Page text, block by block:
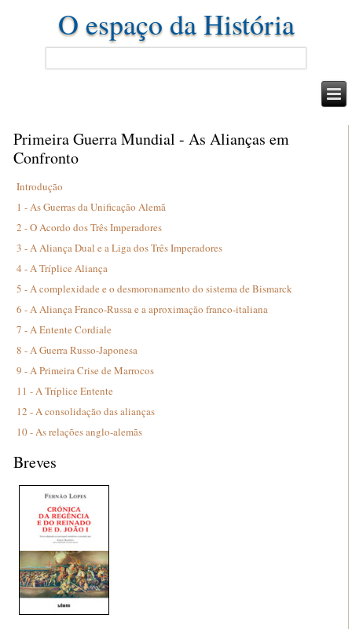
O espaço da História
Primeira Guerra Mundial - As Alianças em
Confronto
Introdução
1 - As Guerras da Unificação Alemã
2 - O Acordo dos Três Imperadores
3 - A Aliança Dual e a Liga dos Três Imperadores
4 - A Tríplice Aliança
5 - A complexidade e o desmoronamento do sistema de Bismarck
6 - A Aliança Franco-Russa e a aproximação franco-italiana
7 - A Entente Cordiale
8 - A Guerra Russo-Japonesa
9 - A Primeira Crise de Marrocos
11 - A Tríplice Entente
12 - A consolidação das alianças
10 - As relações anglo-alemãs
Breves